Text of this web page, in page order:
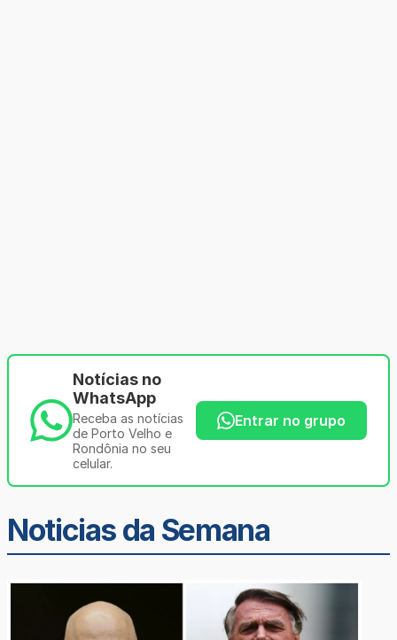
Notícias no
WhatsApp
Receba as notícias
de Porto Velho e
Rondônia no seu
celular.
Entrar no grupo
Noticias da Semana